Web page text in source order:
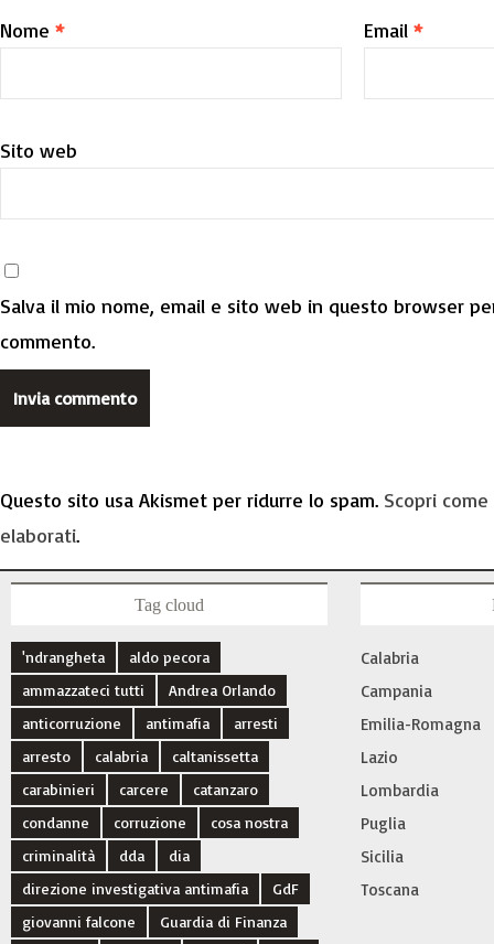
Nome * Email *
Sito web
Salva il mio nome, email e sito web in questo browser
commento.
Questo sito usa Akismet per ridurre lo spam. Scopri
elaborati.
Tag cloud
'ndrangheta
aldo pecora
ammazzateci tutti
Andrea Orlando
anticorruzione
antimafia
arresti
arresto
calabria
caltanissetta
carabinieri
carcere
catanzaro
condanne
corruzione
cosa nostra
criminalità
dda
dia
direzione investigativa antimafia
GdF
giovanni falcone
Guardia di Finanza
Calabria
Campania
Emilia-Romagna
Lazio
Lombardia
Puglia
Sicilia
Toscana